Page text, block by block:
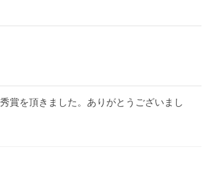
賞を頂きました。ありがとうございまし